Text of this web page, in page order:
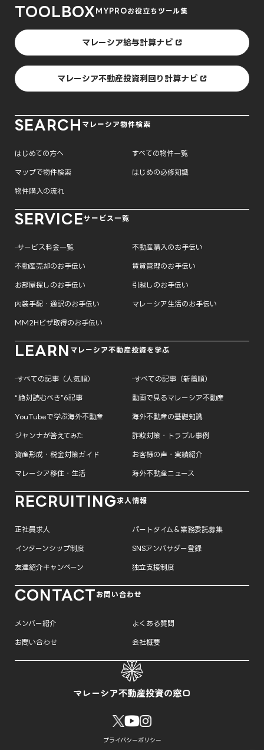
MYPROお役立ちツール集
TOOLBOX
マレーシア給与計算ナビ
マレーシア不動産投資利回り計算ナビ
マレーシア物件検索
SEARCH
はじめての方へ すべての物件一覧
マップで物件検索 はじめの必修知識
物件購入の流れ
サービス一覧
SERVICE
─ サービス料金一覧 不動産購入のお手伝い
不動産売却のお手伝い 賃貸管理のお手伝い
お部屋探しのお手伝い 引越しのお手伝い
内装手配・通訳のお手伝い マレーシア生活のお手伝い
MM2Hビザ取得のお手伝い
マレーシア不動産投資を学ぶ
LEARN
─ すべての記事（人気順） ─ すべての記事（新着順）
“絶対読むべき”6記事 動画で見るマレーシア不動産
YouTubeで学ぶ海外不動産 海外不動産の基礎知識
ジャンナが答えてみた 詐欺対策・トラブル事例
資産形成・税金対策ガイド お客様の声・実績紹介
マレーシア移住・生活 海外不動産ニュース
求人情報
RECRUITING
正社員求人 パートタイム＆業務委託募集
インターンシップ制度 SNSアンバサダー登録
友達紹介キャンペーン 独立支援制度
お問い合わせ
CONTACT
メンバー紹介 よくある質問
お問い合わせ 会社概要
プライバシーポリシー